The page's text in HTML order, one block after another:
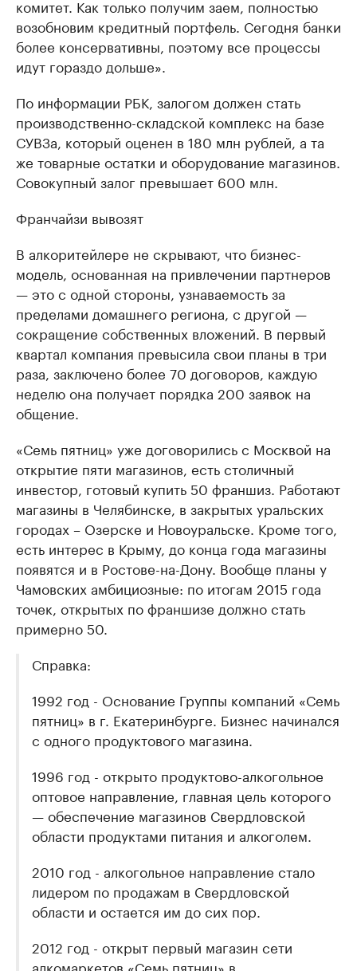
комитет. Как только получим заем, полностью
возобновим кредитный портфель. Сегодня банки
более консервативны, поэтому все процессы
идут гораздо дольше».
По информации РБК, залогом должен стать
производственно-складской комплекс на базе
СУВЗа, который оценен в 180 млн рублей, а та
же товарные остатки и оборудование магазинов.
Совокупный залог превышает 600 млн.
Франчайзи вывозят
В алкоритейлере не скрывают, что бизнес-
модель, основанная на привлечении партнеров
— это с одной стороны, узнаваемость за
пределами домашнего региона, с другой —
сокращение собственных вложений. В первый
квартал компания превысила свои планы в три
раза, заключено более 70 договоров, каждую
неделю она получает порядка 200 заявок на
общение.
«Семь пятниц» уже договорились с Москвой на
открытие пяти магазинов, есть столичный
инвестор, готовый купить 50 франшиз. Работают
магазины в Челябинске, в закрытых уральских
городах – Озерске и Новоуральске. Кроме того,
есть интерес в Крыму, до конца года магазины
появятся и в Ростове-на-Дону. Вообще планы у
Чамовских амбициозные: по итогам 2015 года
точек, открытых по франшизе должно стать
примерно 50.
Справка:
1992 год - Основание Группы компаний «Семь
пятниц» в г. Екатеринбурге. Бизнес начинался
с одного продуктового магазина.
1996 год - открыто продуктово-алкогольное
оптовое направление, главная цель которого
— обеспечение магазинов Свердловской
области продуктами питания и алкоголем.
2010 год - алкогольное направление стало
лидером по продажам в Свердловской
области и остается им до сих пор.
2012 год - открыт первый магазин сети
алкомаркетов «Семь пятниц» в